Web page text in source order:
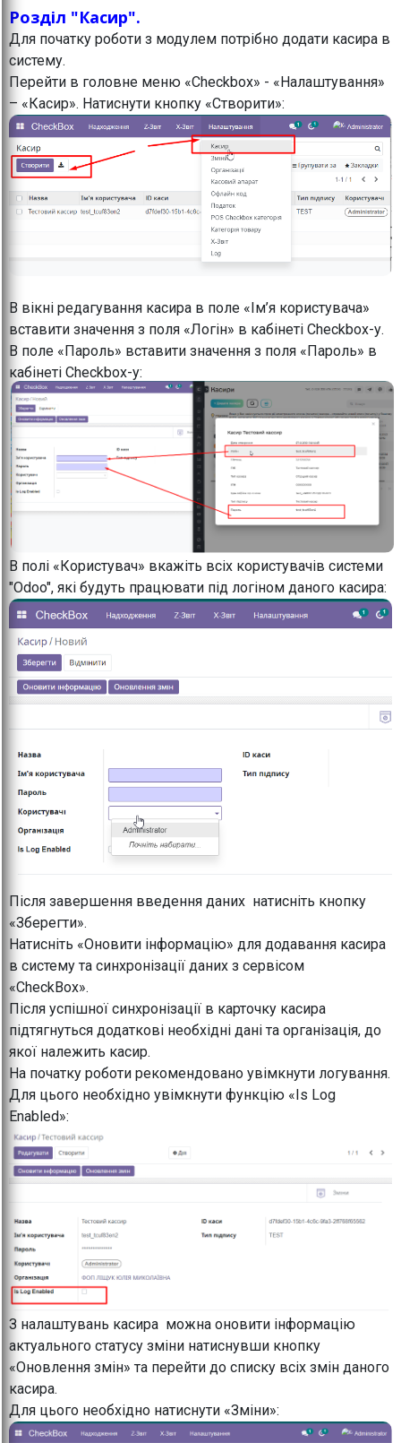
Розділ "Касир".
Для початку роботи з модулем потрібно додати касира в
систему.
Перейти в головне меню «Checkbox» - «Налаштування»
– «Касир». Натиснути кнопку «Створити»:
В вікні редагування касира в поле «Ім’я користувача»
вставити значення з поля «Логін» в кабінеті Checkbox-у.
В поле «Пароль» вставити значення з поля «Пароль» в
кабінеті Checkbox-у:
В полі «Користувач» вкажіть всіх користувачів системи
"Odoo", які будуть працювати під логіном даного касира:
Після завершення введення даних натисніть кнопку
«Зберегти».
Натисніть «Оновити інформацію» для додавання касира
в систему та синхронізації даних з сервісом
«CheckBox».
Після успішної синхронізації в карточку касира
підтягнуться додаткові необхідні дані та організація, до
якої належить касир.
На початку роботи рекомендовано увімкнути логування.
Для цього необхідно увімкнути функцію «Is Log
Enabled»:
З налаштувань касира можна оновити інформацію
актуального статусу зміни натиснувши кнопку
«Оновлення змін» та перейти до списку всіх змін даного
касира.
Для цього необхідно натиснути «Зміни»: